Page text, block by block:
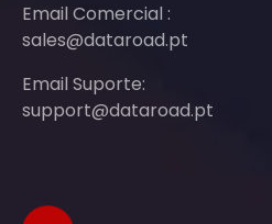
Email Comercial :
sales@dataroad.pt
Email Suporte:
support@dataroad.pt